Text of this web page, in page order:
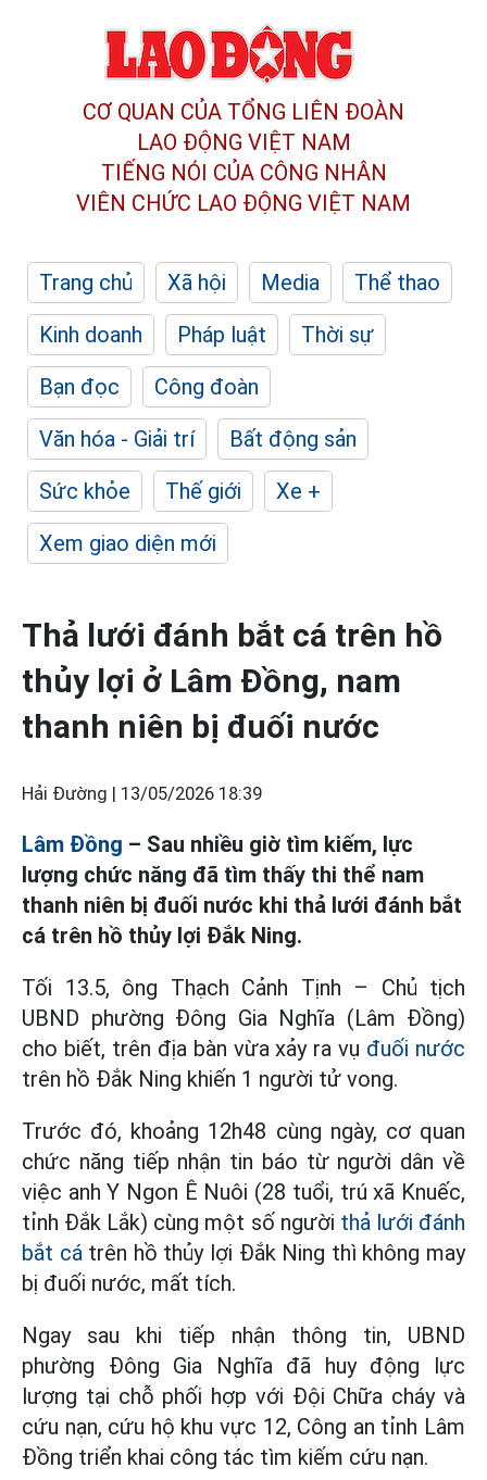
CƠ QUAN CỦA TỔNG LIÊN ĐOÀN
LAO ĐỘNG VIỆT NAM
TIẾNG NÓI CỦA CÔNG NHÂN
VIÊN CHỨC LAO ĐỘNG VIỆT NAM
Trang chủ Xã hội Media
Thể thao
Kinh doanh
Pháp luật
Thời sự
Bạn đọc
Công đoàn
Văn hóa - Giải trí
Bất động sản
Sức khỏe
Thế giới
Xe +
Xem giao diện mới
Thả lưới đánh bắt cá trên hồ
thủy lợi ở Lâm Đồng, nam
thanh niên bị đuối nước
Hải Đường | 13/05/2026 18:39
Lâm Đồng – Sau nhiều giờ tìm kiếm, lực
lượng chức năng đã tìm thấy thi thể nam
thanh niên bị đuối nước khi thả lưới đánh bắt
cá trên hồ thủy lợi Đắk Ning.
Tối 13.5, ông Thạch Cảnh Tịnh – Chủ tịch
UBND phường Đông Gia Nghĩa (Lâm Đồng)
cho biết, trên địa bàn vừa xảy ra vụ đuối nước
trên hồ Đắk Ning khiến 1 người tử vong.
Trước đó, khoảng 12h48 cùng ngày, cơ quan
chức năng tiếp nhận tin báo từ người dân về
việc anh Y Ngon Ê Nuôi (28 tuổi, trú xã Knuếc,
tỉnh Đắk Lắk) cùng một số người thả lưới đánh
bắt cátrên hồ thủy lợi Đắk Ning thì không may
bị đuối nước, mất tích.
Ngay sau khi tiếp nhận thông tin, UBND
phường Đông Gia Nghĩa đã huy động lực
lượng tại chỗ phối hợp với Đội Chữa cháy và
cứu nạn, cứu hộ khu vực 12, Công an tỉnh Lâm
Đồng triển khai công tác tìm kiếm cứu nạn.